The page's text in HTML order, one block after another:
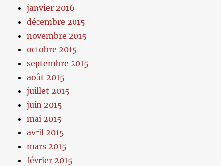
janvier 2016
décembre 2015
novembre 2015
octobre 2015
septembre 2015
août 2015
juillet 2015
juin 2015
mai 2015
avril 2015
mars 2015
février 2015